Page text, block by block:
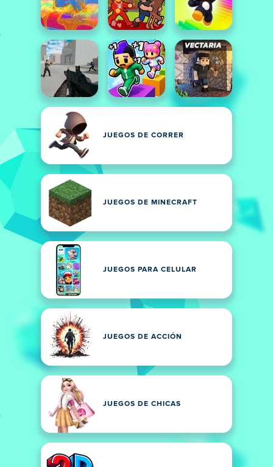
JUEGOS DE CORRER
JUEGOS DE MINECRAFT
JUEGOS PARA CELULAR
JUEGOS DE ACCIÓN
JUEGOS DE CHICAS